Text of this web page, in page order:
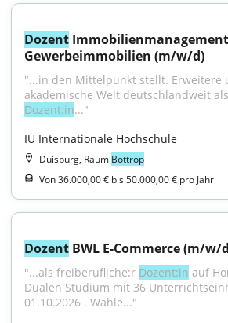
Dozent
Gewerbeimmobilien (m/w/d)
"...in den Mittelpunkt stellt. Erweitere
Dozent:in..."
IU Internationale Hochschule
Duisburg, Raum Bottrop
Von 36.000,00 € bis 50.000,00 € pro Jahr
Dozent BWL E-Commerce (m/w/
"...als freiberufliche:r Dozent:in auf
Dualen Studium mit 36
01.10.2026 . Wähle..."